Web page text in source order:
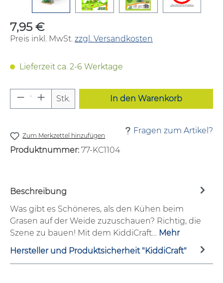
Regulärer Preis:
7,95 €
Preis inkl. MwSt. zzgl. Versandkosten
Lieferzeit ca. 2-6 Werktage
Produkt Anzahl: Gib den
Stk. In den Warenkorb
Zum Merkzettel hinzufügen
Fragen zum Artikel?
Produktnummer: 77-KC1104
Beschreibung
Was gibt es Schöneres, als den Kühen beim
Grasen auf der Weide zuzuschauen? Richtig, die
Szene zu bauen! Mit dem KiddiCraft… Mehr
Hersteller und Produktsicherheit "KiddiCraft"